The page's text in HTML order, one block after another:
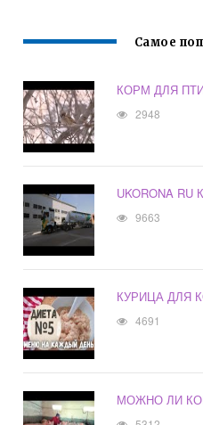
Самое
КОРМ ДЛЯ
2948
UKORONA
9663
КУРИЦА ДЛЯ
4691
МОЖНО ЛИ